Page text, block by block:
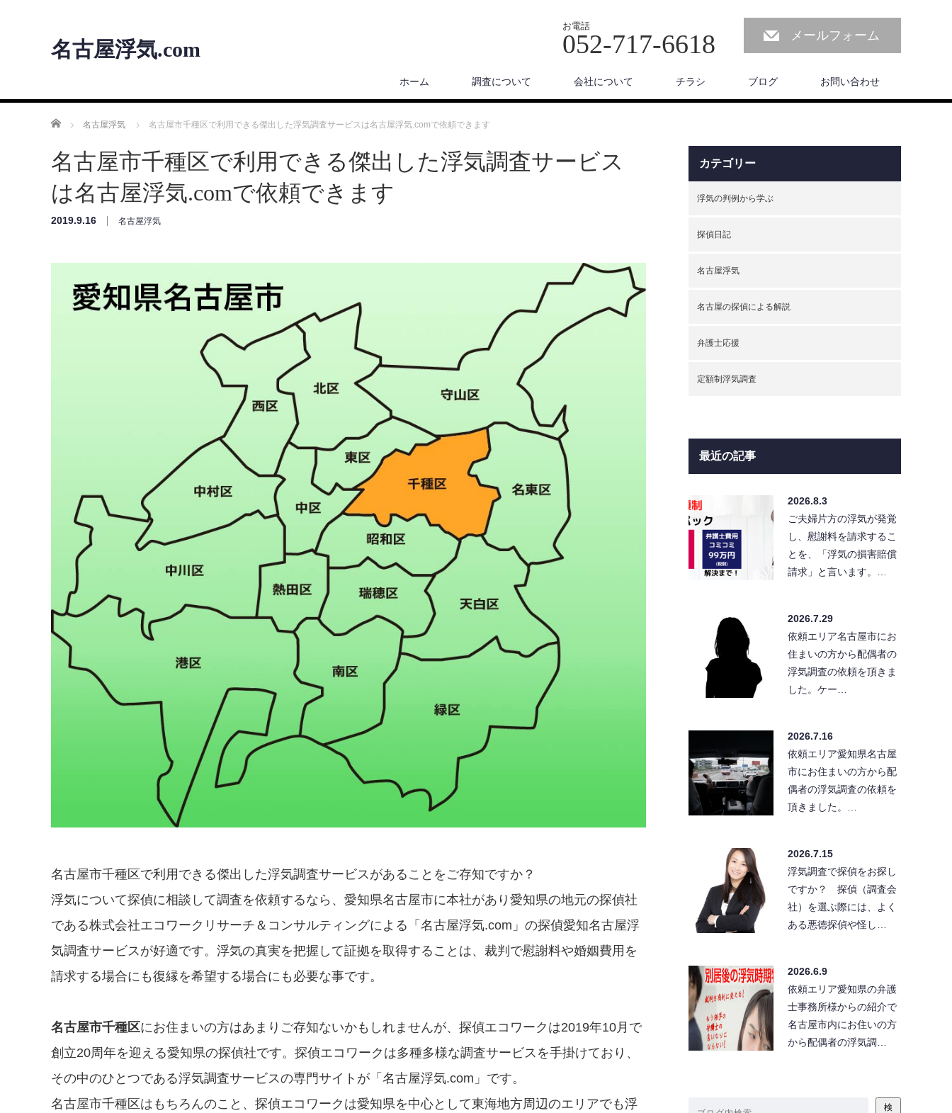
名古屋浮気.com
お電話
052-717-6618 メールフォーム
ホーム 調査について 会社について チラシ ブログ お問い合わせ
ホーム 名古屋浮気 名古屋市千種区で利用できる傑出した浮気調査サービスは名古屋浮気.comで依頼できます
名古屋市千種区で利用できる傑出した浮気調査サービス
は名古屋浮気.comで依頼できます
2019.9.16 名古屋浮気
名古屋市千種区で利用できる傑出した浮気調査サービスがあることをご存知ですか？
浮気について探偵に相談して調査を依頼するなら、愛知県名古屋市に本社があり愛知県の地元の探偵社
である株式会社エコワークリサーチ＆コンサルティングによる「名古屋浮気.com」の探偵愛知名古屋浮
気調査サービスが好適です。浮気の真実を把握して証拠を取得することは、裁判で慰謝料や婚姻費用を
請求する場合にも復縁を希望する場合にも必要な事です。
名古屋市千種区にお住まいの方はあまりご存知ないかもしれませんが、探偵エコワークは2019年10月で
創立20周年を迎える愛知県の探偵社です。探偵エコワークは多種多様な調査サービスを手掛けており、
その中のひとつである浮気調査サービスの専門サイトが「名古屋浮気.com」です。
名古屋市千種区はもちろんのこと、探偵エコワークは愛知県を中心として東海地方周辺のエリアでも浮
カテゴリー
浮気の判例から学ぶ
探偵日記
名古屋浮気
名古屋の探偵による解説
弁護士応援
定額制浮気調査
最近の記事
2026.8.3
ご夫婦片方の浮気が発覚
し、慰謝料を請求するこ
とを、「浮気の損害賠償
請求」と言います。…
2026.7.29
依頼エリア名古屋市にお
住まいの方から配偶者の
浮気調査の依頼を頂きま
した。ケー…
2026.7.16
依頼エリア愛知県名古屋
市にお住まいの方から配
偶者の浮気調査の依頼を
頂きました。…
2026.7.15
浮気調査で探偵をお探し
ですか？ 探偵（調査会
社）を選ぶ際には、よく
ある悪徳探偵や怪し…
2026.6.9
依頼エリア愛知県の弁護
士事務所様からの紹介で
名古屋市内にお住いの方
から配偶者の浮気調…
検